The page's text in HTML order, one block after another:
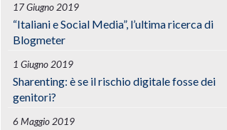
17 Giugno 2019
“Italiani e Social Media”, l’ultima ricerca di
Blogmeter
1 Giugno 2019
Sharenting: è se il rischio digitale fosse dei
genitori?
6 Maggio 2019